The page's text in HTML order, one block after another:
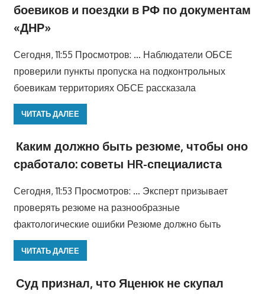
боевиков и поездки в РФ по документам
«ДНР»
Сегодня, 11:55 Просмотров: … Наблюдатели ОБСЕ
проверили пункты пропуска на подконтрольных
боевикам территориях ОБСЕ рассказала
ЧИТАТЬ ДАЛЕЕ
Каким должно быть резюме, чтобы оно
сработало: советы HR-специалиста
Сегодня, 11:53 Просмотров: … Эксперт призывает
проверять резюме на разнообразные
фактологические ошибки Резюме должно быть
ЧИТАТЬ ДАЛЕЕ
Суд признал, что Яценюк не скупал